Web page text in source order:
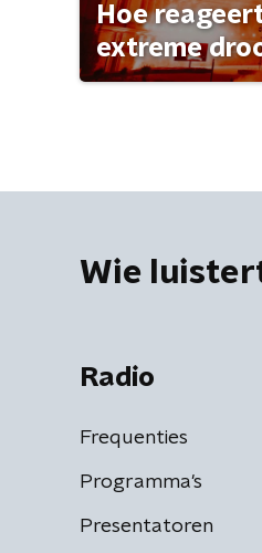
Hoe
extreme
Wie
Radio
Frequenties
Programma's
Presentatoren